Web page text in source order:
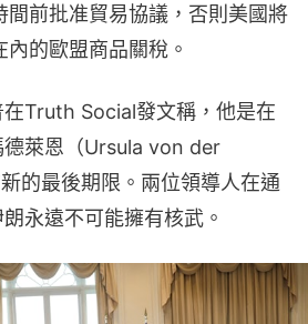
間前批准貿易協議，否則美國將
的歐盟商品關稅。
Truth Social發文稱，他是在
萊恩（Ursula von der
的最後期限。兩位領導人在通
永遠不可能擁有核武。